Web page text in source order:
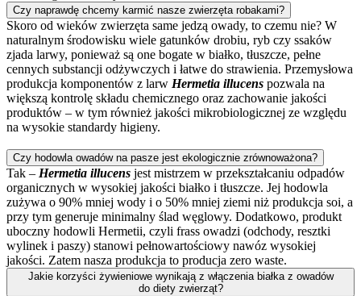
Czy naprawdę chcemy karmić nasze zwierzęta robakami?
Skoro od wieków zwierzęta same jedzą owady, to czemu nie? W
naturalnym środowisku wiele gatunków drobiu, ryb czy ssaków
zjada larwy, ponieważ są one bogate w białko, tłuszcze, pełne
cennych substancji odżywczych i łatwe do strawienia. Przemysłowa
produkcja komponentów z larw Hermetia illucens pozwala na
większą kontrolę składu chemicznego oraz zachowanie jakości
produktów – w tym również jakości mikrobiologicznej ze względu
na wysokie standardy higieny.
Czy hodowla owadów na pasze jest ekologicznie zrównoważona?
Tak – Hermetia illucens jest mistrzem w przekształcaniu odpadów
organicznych w wysokiej jakości białko i tłuszcze. Jej hodowla
zużywa o 90% mniej wody i o 50% mniej ziemi niż produkcja soi, a
przy tym generuje minimalny ślad węglowy. Dodatkowo, produkt
uboczny hodowli Hermetii, czyli frass owadzi (odchody, resztki
wylinek i paszy) stanowi pełnowartościowy nawóz wysokiej
jakości. Zatem nasza produkcja to producja zero waste.
Jakie korzyści żywieniowe wynikają z włączenia białka z owadów
do diety zwierząt?